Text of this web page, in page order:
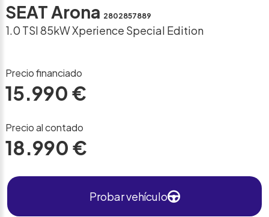
SEAT Arona 2802857889
1.0 TSI 85kW Xperience Special Edition
Precio financiado
15.990 €
Precio al contado
18.990 €
Probar vehículo